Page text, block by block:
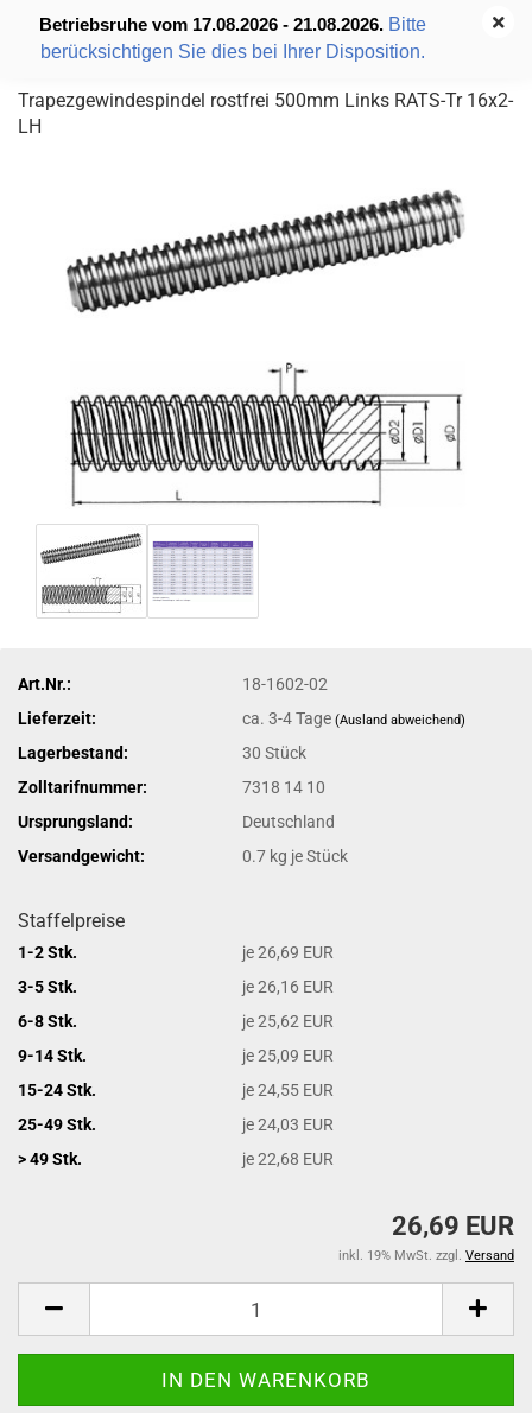
Betriebsruhe vom 17.08.2026 - 21.08.2026. Bitte
berücksichtigen Sie dies bei Ihrer Disposition.
Trapezgewindespindel rostfrei 500mm Links RATS-Tr 16x2-
LH
Art.Nr.:
18-1602-02
Lieferzeit:
ca. 3-4 Tage(Ausland abweichend)
Lagerbestand: 30Stück
Zolltarifnummer:
7318 14 10
Ursprungsland:
Deutschland
Versandgewicht:
0.7 kg je Stück
Staffelpreise
1-2 Stk.
je 26,69 EUR
3-5 Stk.
je 26,16 EUR
6-8 Stk.
je 25,62 EUR
9-14 Stk.
je 25,09 EUR
15-24 Stk.
je 24,55 EUR
25-49 Stk.
je 24,03 EUR
> 49 Stk.
je 22,68 EUR
26,69 EUR
inkl. 19% MwSt. zzgl. Versand